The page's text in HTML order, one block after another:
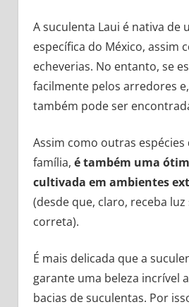
A suculenta Laui é nativa de
específica do México, assim
echeverias. No entanto, se
facilmente pelos arredores
também pode ser
Assim como outras espécies
família, é também uma
cultivada em ambientes
(desde que, claro, receba
correta).
É mais delicada que a
garante uma beleza incrível
bacias de suculentas. Por